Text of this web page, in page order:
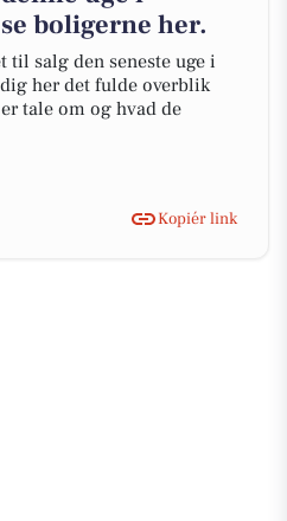
boligerne her.
til salg den seneste uge i
her det fulde overblik
tale om og hvad de
Kopiér link